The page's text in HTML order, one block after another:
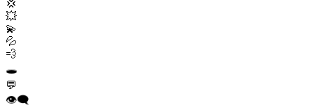
💢
💥
💫
💦
💨
🕳️
💬
👁️‍🗨️